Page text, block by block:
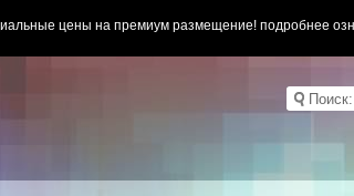
цены на премиум размещение! подробнее